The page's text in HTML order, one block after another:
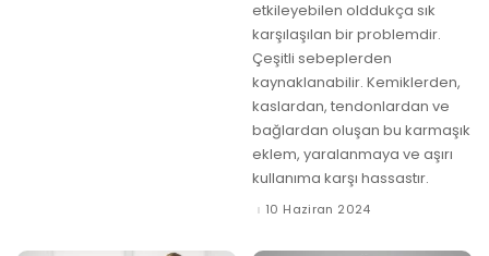
etkileyebilen olddukça sık
karşılaşılan bir problemdir.
Çeşitli sebeplerden
kaynaklanabilir. Kemiklerden,
kaslardan, tendonlardan ve
bağlardan oluşan bu karmaşık
eklem, yaralanmaya ve aşırı
kullanıma karşı hassastır.
10 Haziran 2024